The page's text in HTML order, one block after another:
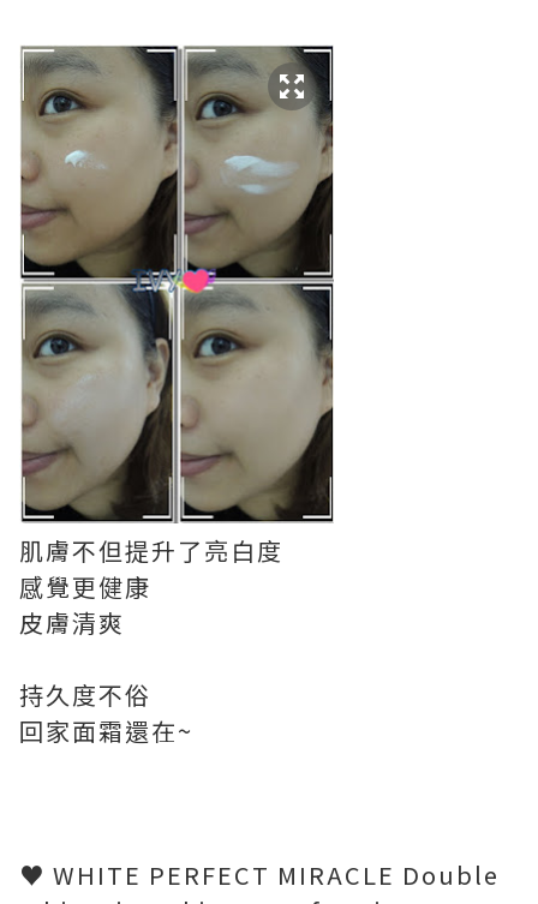
肌膚不但提升了亮白度
感覺更健康
皮膚清爽
持久度不俗
回家面霜還在~
♥ WHITE PERFECT MIRACLE Double